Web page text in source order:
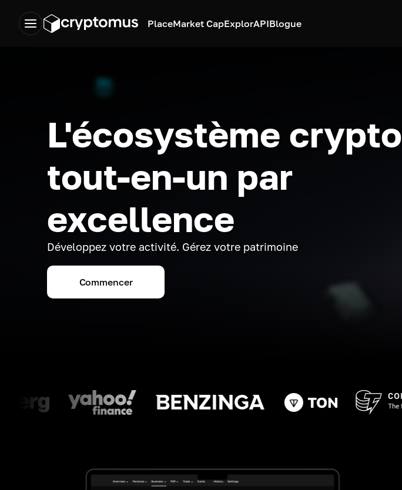
PlaceMarket CapExplorAPIBlogue
L'écosystème crypto
tout-en-un par
excellence
Développez votre activité. Gérez votre patrimoine
Commencer